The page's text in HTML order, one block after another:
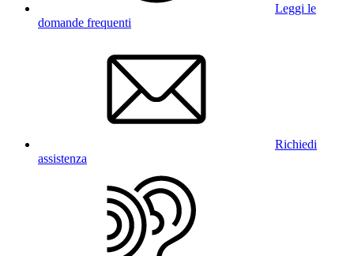
Leggi le
domande frequenti
Richiedi
assistenza